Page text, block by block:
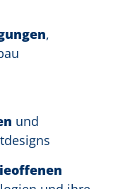
,
und